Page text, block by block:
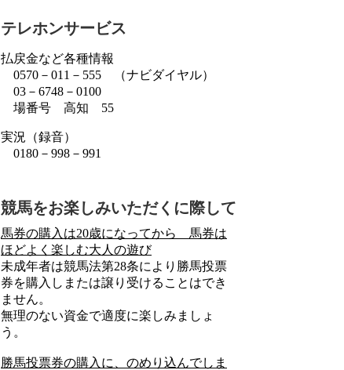
テレホンサービス
払戻金など各種情報
0570－011－555 （ナビダイヤル）
03－6748－0100
場番号 高知 55
実況（録音）
0180－998－991
競馬をお楽しみいただくに際して
馬券の購入は20歳になってから 馬券は
ほどよく楽しむ大人の遊び
未成年者は競馬法第28条により勝馬投票
券を購入しまたは譲り受けることはでき
ません。
無理のない資金で適度に楽しみましょ
う。
勝馬投票券の購入に、のめり込んでしま